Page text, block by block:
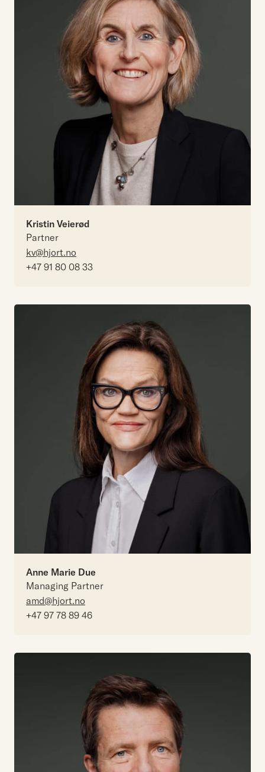
Kristin Veierød
Partner
kv@hjort.no
+47 91 80 08 33
Anne Marie Due
Managing Partner
amd@hjort.no
+47 97 78 89 46